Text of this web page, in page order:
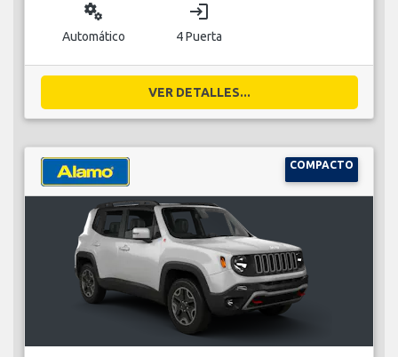
miscellaneous_services
Automático
login
4 Puerta
VER DETALLES...
COMPACTO